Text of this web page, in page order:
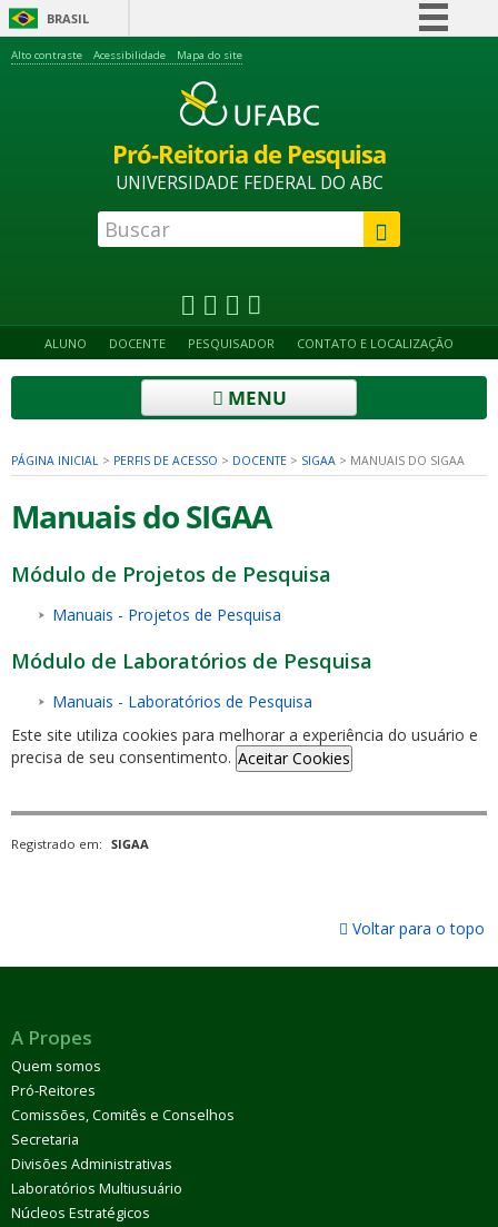
BRASIL
Acesso à informação
Alto contraste Acessibilidade Mapa do site
Pró-Reitoria de Pesquisa
UNIVERSIDADE FEDERAL DO ABC
ALUNO DOCENTE PESQUISADOR CONTATO E LOCALIZAÇÃO
MENU
PÁGINA INICIAL > PERFIS DE ACESSO > DOCENTE > SIGAA > MANUAIS DO SIGAA
Manuais do SIGAA
Módulo de Projetos de Pesquisa
Manuais - Projetos de Pesquisa
Módulo de Laboratórios de Pesquisa
Manuais - Laboratórios de Pesquisa
Este site utiliza cookies para melhorar a experiência do usuário e
precisa de seu consentimento. Aceitar Cookies
Registrado em: SIGAA
Voltar para o topo
A Propes
Quem somos
Pró-Reitores
Comissões, Comitês e Conselhos
Secretaria
Divisões Administrativas
Laboratórios Multiusuário
Núcleos Estratégicos